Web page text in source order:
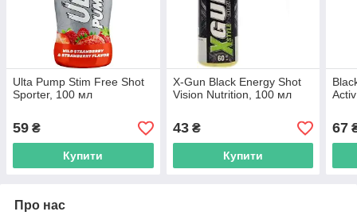
Ulta Pump Stim Free Shot
Sporter, 100 мл
59 ₴
Купити
X-Gun Black Energy Shot
Vision Nutrition, 100 мл
43₴
Купити
67
Про нас